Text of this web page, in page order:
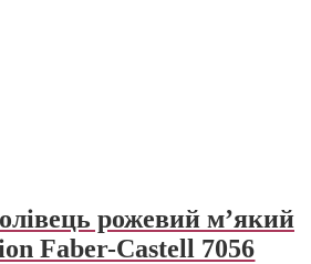
рожевий м’який
Faber-Castell 7056